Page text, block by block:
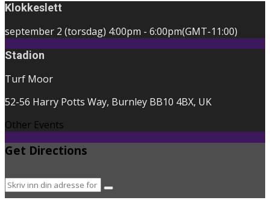
Klokkeslett
september 2 (torsdag) 4:00pm - 6:00pm(GMT-11:00)
Stadion
Turf Moor
52-56 Harry Potts Way, Burnley BB10 4BX, UK
Other Events
Get Directions